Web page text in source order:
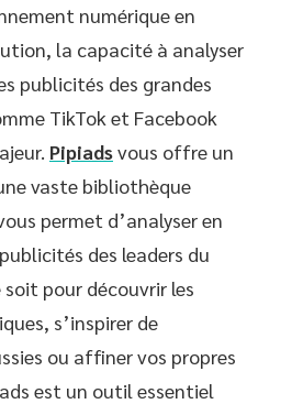
numérique en
la capacité à analyser
publicités des grandes
TikTok et Facebook
Pipiadsvous offre un
vaste bibliothèque
permet d’analyser en
des leaders du
soit pour découvrir les
s’inspirer de
ou affiner vos propres
est un outil essentiel